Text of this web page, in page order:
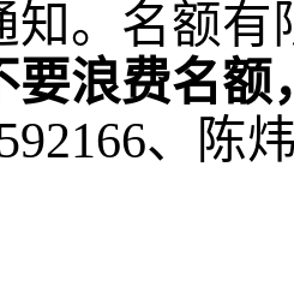
。 名额有
要浪费名额
、陈